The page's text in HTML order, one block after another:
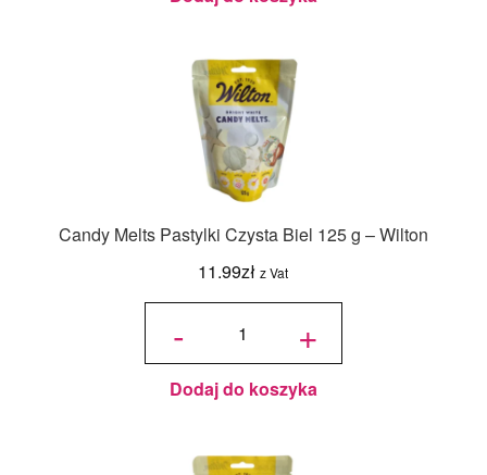
Candy Melts Pastylki Czysta Biel 125 g – Wilton
11.99zł z Vat
-
ilość
Pastylki
Czysta
Biel
125 g -
Wilton
+
Dodaj do koszyka